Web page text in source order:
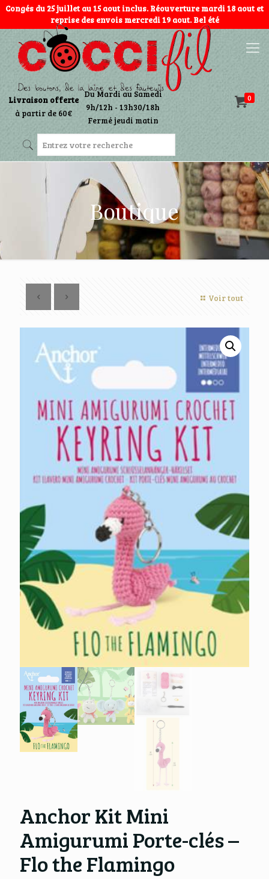
Congés du 25 juillet au 15 aout inclus. Réouverture mardi 18 aout et
reprise des envois mercredi 19 aout. Bel été
0
Livraison offerte
à partir de 60€
Du Mardi au Samedi
9h/12h - 13h30/18h
Fermé jeudi matin
Boutique
Voir tout
Anchor Kit Mini
Amigurumi Porte-clés –
Flo the Flamingo